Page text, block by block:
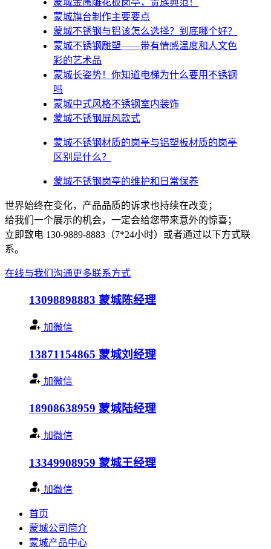
蒙城旗台制作主要要点
蒙城不锈钢与铝该怎么选择？到底哪个好？
蒙城不锈钢雕塑——带有情感温度和人文色
彩的艺术品
蒙城​长姿势！你知道电梯为什么要用不锈钢
吗
蒙城中式风格不锈钢室内装饰
蒙城不锈钢屏风款式
蒙城不锈钢材质的岗亭与铝塑板材质的岗亭
区别是什么？
蒙城不锈钢岗亭的维护和日常保养
世界始终在变化，产品品质的诉求也持续在改变；
给我们一个展示的机会，一定会给您带来意外的惊喜；
立即致电 130-9889-8883（7*24小时）或者通过以下方式联
系。
在线与我们沟通更多联系方式
13098898883 蒙城陈经理
加微信
13871154865 蒙城刘经理
加微信
18908638959 蒙城陆经理
加微信
13349908959 蒙城王经理
加微信
首页
蒙城公司简介
蒙城产品中心